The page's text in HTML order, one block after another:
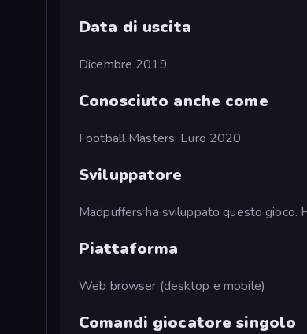
Data di uscita
Dicembre 2019
Conosciuto anche come
Football Masters: Euro 2020
Sviluppatore
Madpuffers ha sviluppato questo gioco.
Piattaforma
Web browser (desktop e mobile)
Comandi giocatore singolo